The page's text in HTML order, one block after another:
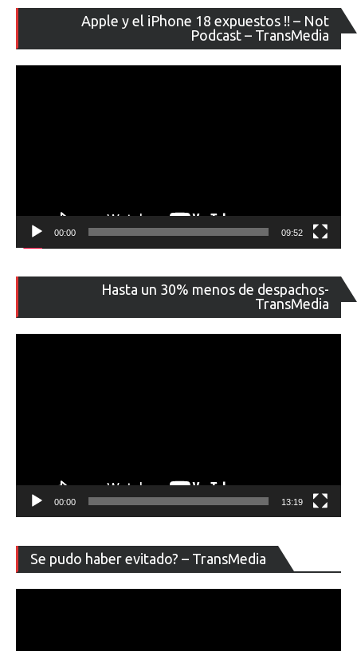
Apple y el iPhone 18 expuestos !! – Not
Podcast – TransMedia
de
00:00 09:52
Hasta un 30% menos de despachos-
TransMedia
de
00:00 13:19
Se pudo haber evitado? – TransMedia
de